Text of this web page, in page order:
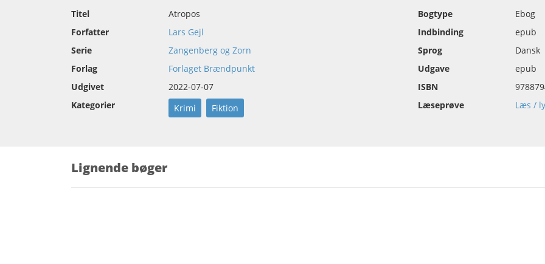
Titel
Atropos
Forfatter
Lars Gejl
Serie
Zangenberg og Zorn
Forlag
Forlaget Brændpunkt
Udgivet
2022-07-07
Kategorier
Krimi Fiktion
Bogtype
Ebog
Indbinding
epub
Sprog
Dansk
Udgave
epub
ISBN
Læseprøve
Læs /
Lignende bøger